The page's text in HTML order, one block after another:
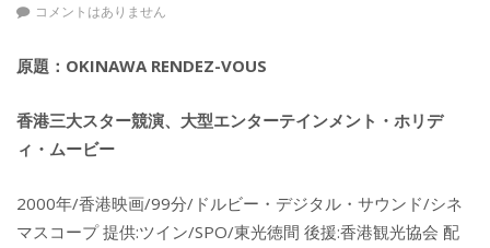
コメントはありません
原題：OKINAWA RENDEZ-VOUS
香港三大スター競演、大型エンターテインメント・ホリデ
ィ・ムービー
2000年/香港映画/99分/ドルビー・デジタル・サウンド/シネ
マスコープ 提供:ツイン/SPO/東光徳間 後援:香港観光協会 配